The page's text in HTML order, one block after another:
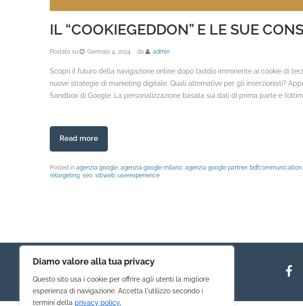
Diamo valore alla tua privacy
Questo sito usa i cookie per offrire agli utenti la migliore
esperienza di navigazione. Accetta l'utilizzo secondo i
termini della privacy policy.
IL “COOKIEGEDDON” E LE SUE
Postato su Gennaio 4, 2024 da admin
Scopri il futuro della navigazione online dopo l’addio imminente ai cookie di
nuove strategie di marketing digitale. Quali alternative per gli inserzionisti?
Sandbox di Google. La personalizzazione basata sui dati di prima parte e
Read more
Posted in agenzia google, agenzia google milano, agenzia google partner, bdfcommunication,
retargeting, seo, sitiweb, userexperience